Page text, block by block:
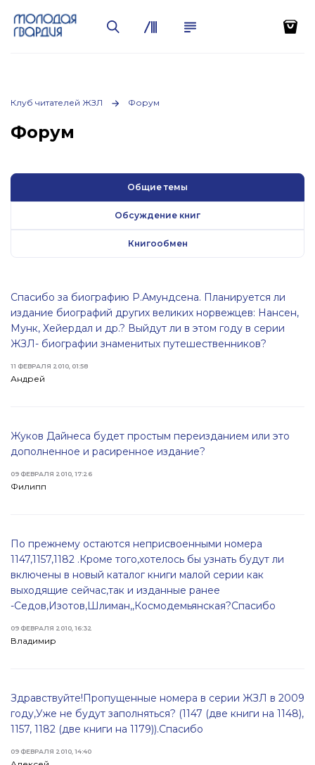
Клуб читателей ЖЗЛ Форум
Форум
Общие темы
Обсуждение книг
Книгообмен
Спасибо за биографию Р.Амундсена. Планируется ли
издание биографий других великих норвежцев: Нансен,
Мунк, Хейердал и др.? Выйдут ли в этом году в серии
ЖЗЛ- биографии знаменитых путешественников?
11 ФЕВРАЛЯ 2010, 01:58
Андрей
Жуков Дайнеса будет простым переизданием или это
дополненное и расиренное издание?
09 ФЕВРАЛЯ 2010, 17:26
Филипп
По прежнему остаются неприсвоенными номера
1147,1157,1182 .Кроме того,хотелось бы узнать будут ли
включены в новый каталог книги малой серии как
выходящие сейчас,так и изданные ранее
-Седов,Изотов,Шлиман,,Космодемьянская?Спасибо
09 ФЕВРАЛЯ 2010, 16:32
Владимир
Здравствуйте!Пропущенные номера в серии ЖЗЛ в 2009
году,Уже не будут заполняться? (1147 (две книги на 1148),
1157, 1182 (две книги на 1179)).Спасибо
09 ФЕВРАЛЯ 2010, 14:40